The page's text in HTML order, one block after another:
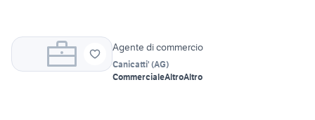
Agente di commercio
Canicatti' (AG)
CommercialeAltroAltro